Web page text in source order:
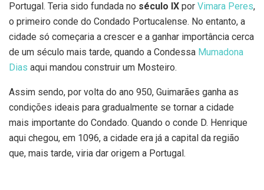
Portugal. Teria sido fundada no século IX por Vimara Peres,
o primeiro conde do Condado Portucalense. No entanto, a
cidade só começaria a crescer e a ganhar importância cerca
de um século mais tarde, quando a Condessa Mumadona
Dias aqui mandou construir um Mosteiro.
Assim sendo, por volta do ano 950, Guimarães ganha as
condições ideais para gradualmente se tornar a cidade
mais importante do Condado. Quando o conde D. Henrique
aqui chegou, em 1096, a cidade era já a capital da região
que, mais tarde, viria dar origem a Portugal.